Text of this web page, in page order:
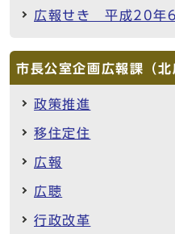
広報せき 平成20年
市長公室企画広報課（北
政策推進
移住定住
広報
広聴
行政改革